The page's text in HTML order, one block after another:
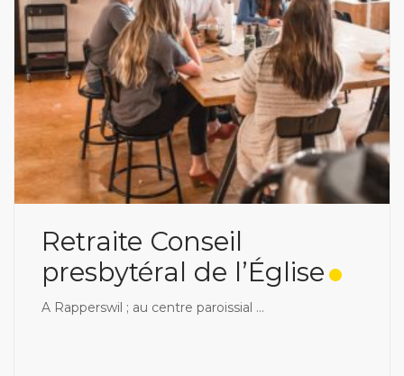
Retraite Conseil
presbytéral de l’Église
A Rapperswil ; au centre paroissial ...